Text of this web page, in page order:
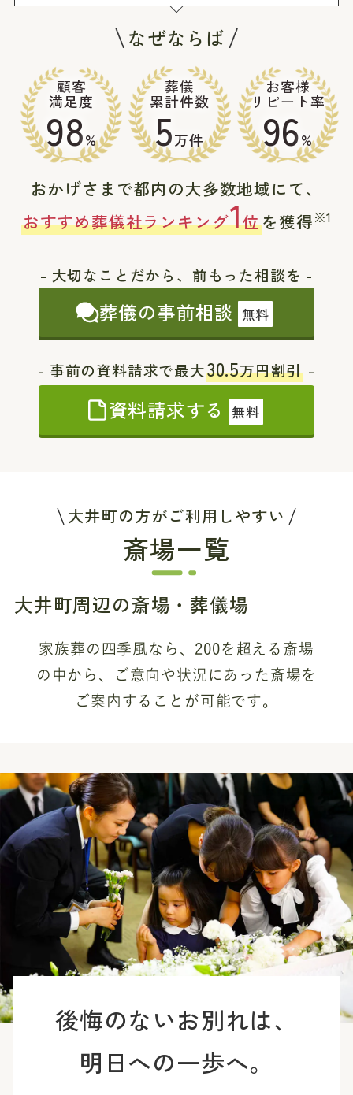
なぜならば
顧客
満足度
98%
葬儀
累計件数
5万件
お客様
リピート率
96%
おかげさまで都内の大多数地域にて、
おすすめ葬儀社ランキング1位を獲得※1
- 大切なことだから、前もった相談を -
葬儀の事前相談 無料
- 事前の資料請求で最大30.5万円割引 -
資料請求する 無料
大井町の方がご利用しやすい
斎場一覧
大井町周辺の斎場・葬儀場
家族葬の四季風なら、200を超える斎場
の中から、
ご意向や状況にあった斎場を
ご案内することが可能です。
後悔のないお別れは、
明日への一歩へ。